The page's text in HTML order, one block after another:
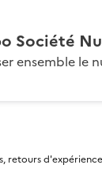
Société
ensemble le
retours